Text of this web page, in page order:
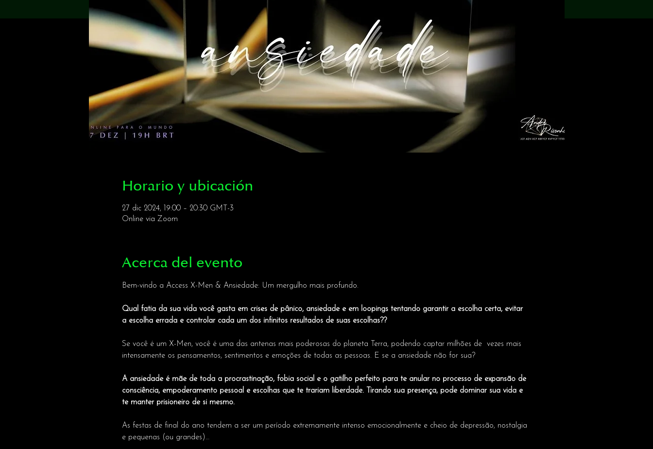
Horario y ubicación
27 dic 2024, 19:00 – 20:30 GMT-3
Online via Zoom
Acerca del evento
Bem-vindo a Access X-Men & Ansiedade: Um mergulho mais profundo.
Qual fatia da sua vida você gasta em crises de pânico, ansiedade e em loopings tentando garantir a escolha certa, evitar
a escolha errada e controlar cada um dos infinitos resultados de suas escolhas??
Se você é um X-Men, você é uma das antenas mais poderosas do planeta Terra, podendo captar milhões de  vezes mais
intensamente os pensamentos, sentimentos e emoções de todas as pessoas. E se a ansiedade não for sua?
A ansiedade é mãe de toda a procrastinação, fobia social e o gatilho perfeito para te anular no processo de expansão de
consciência, empoderamento pessoal e escolhas que te trariam liberdade. Tirando sua presença, pode dominar sua vida e
te manter prisioneiro de si mesmo.
As festas de final do ano tendem a ser um período extremamente intenso emocionalmente e cheio de depressão, nostalgia
e pequenas (ou grandes)…